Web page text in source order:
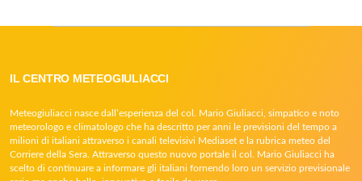
IL CENTRO METEOGIULIACCI
Meteogiuliacci nasce dall’esperienza del col. Mario Giuliacci, simpatico e noto
meteorologo e climatologo che ha descritto per anni le previsioni del tempo a
milioni di italiani attraverso i canali televisivi Mediaset e la rubrica meteo del
Corriere della Sera. Attraverso questo nuovo portale il col. Mario Giuliacci ha
scelto di continuare a informare gli italiani fornendo loro un servizio previsionale